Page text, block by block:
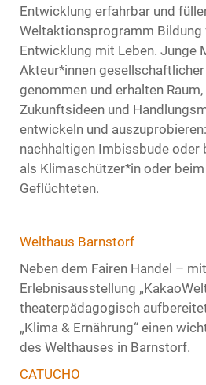
Entwicklung erfahrbar und
Weltaktionsprogramm Bildung
Entwicklung mit Leben. Junge
Akteur*innen
genommen und erhalten
Zukunftsideen und
entwickeln und
nachhaltigen Imbissbude oder
als Klimaschützer*in oder
Geflüchteten.
Welthaus Barnstorf
Neben dem Fairen Handel –
Erlebnisausstellung
theaterpädagogisch
„Klima & Ernährung“ einen
des Welthauses in Barnstorf.
CATUCHO